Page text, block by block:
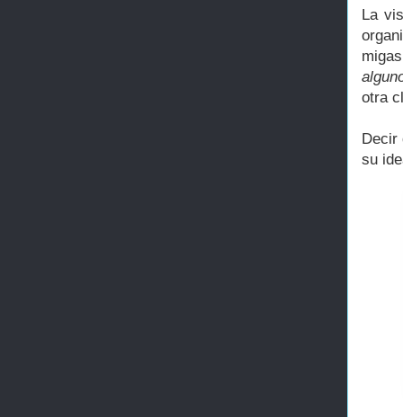
La
otra
Decir
su